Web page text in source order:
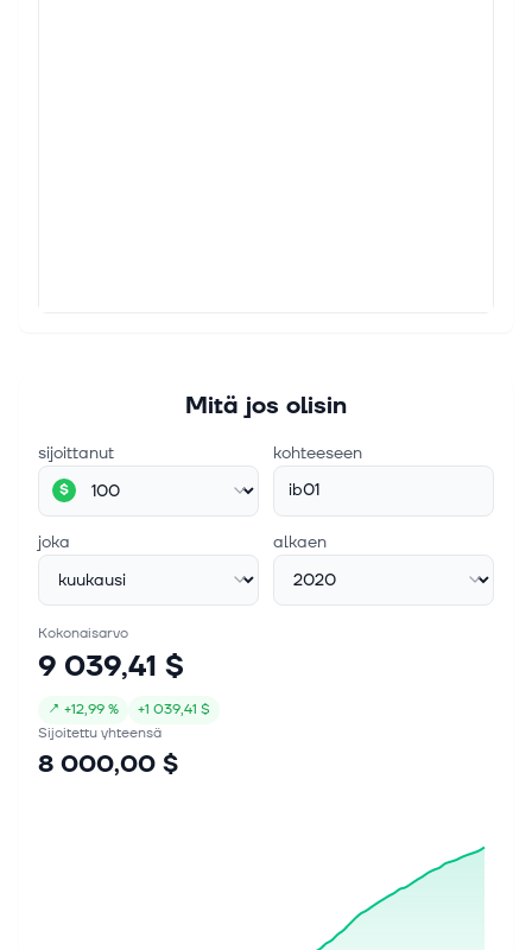
Mitä jos olisin
sijoittanut
$
kohteeseen
ib01
joka alkaen
Kokonaisarvo
9 039,41 $
↗ +12,99 % +1 039,41 $
Sijoitettu yhteensä
8 000,00 $